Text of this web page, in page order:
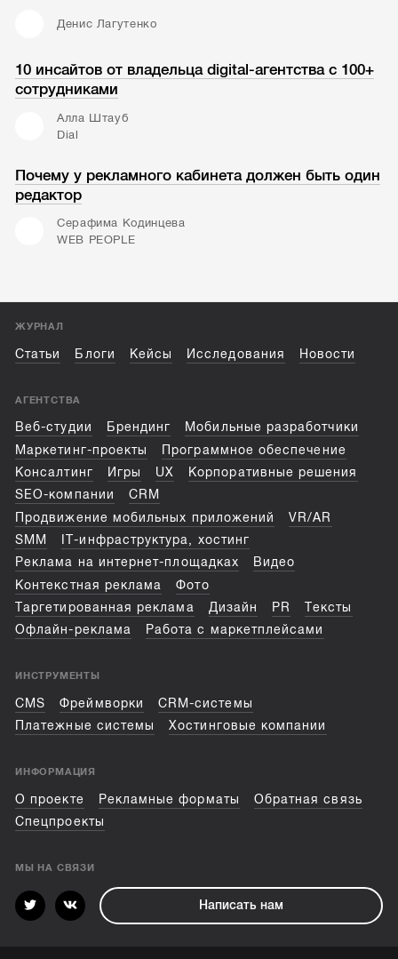
Денис Лагутенко
10 инсайтов от владельца digital-агентства с 100+
сотрудниками
Алла Штауб
Dial
Почему у рекламного кабинета должен быть один
редактор
Серафима Кодинцева
WEB PEOPLE
ЖУРНАЛ
Статьи Блоги Кейсы Исследования Новости
АГЕНТСТВА
Веб-студии Брендинг
Мобильные разработчики
Маркетинг-проекты
Программное обеспечение
Консалтинг
Игры UX
Корпоративные решения
SEO-компании
CRM
Продвижение мобильных приложений
VR/AR
SMM
IT-инфраструктура, хостинг
Реклама на интернет-площадках
Видео
Контекстная реклама
Фото
Таргетированная реклама
Дизайн PR
Тексты
Офлайн-реклама
Работа с маркетплейсами
ИНСТРУМЕНТЫ
CMS Фреймворки
CRM-системы
Платежные системы
Хостинговые компании
ИНФОРМАЦИЯ
О проекте Рекламные форматы
Обратная связь
Спецпроекты
МЫ НА СВЯЗИ
Написать нам